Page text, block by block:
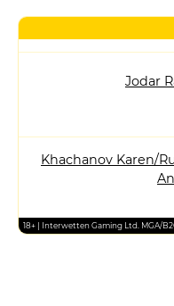
Jodar
Khachanov Karen/
18+ | Interwetten Gaming Ltd. MGA/